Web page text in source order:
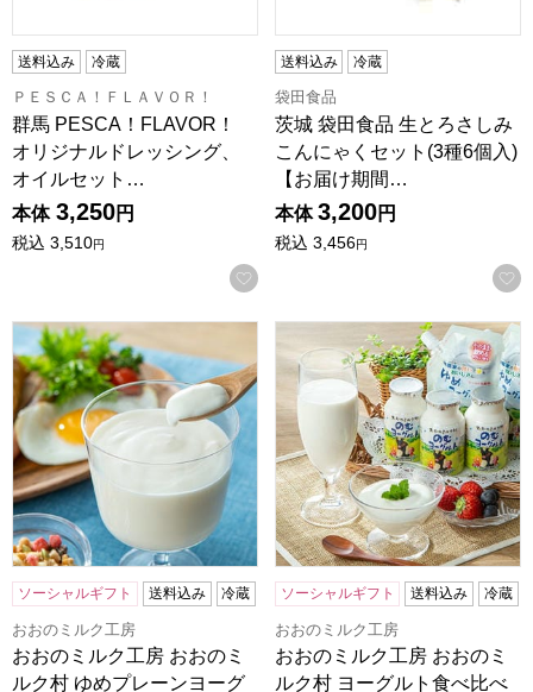
送料込み 冷蔵
ＰＥＳＣＡ！ＦＬＡＶＯＲ！
群馬 PESCA！FLAVOR！
オリジナルドレッシング、
オイルセット…
本体 3,250円
税込 3,510円
お気に入りに登録する
送料込み 冷蔵
袋田食品
茨城 袋田食品 生とろさしみ
こんにゃくセット(3種6個入)
【お届け期間…
本体 3,200円
税込 3,456円
おおのミルク工房 おおのミルク村 ゆめプレーンヨーグルト
ソーシャルギフト 送料込み 冷蔵
おおのミルク工房
おおのミルク工房 おおのミ
ルク村 ゆめプレーンヨーグ
おおのミルク工房 おおのミ
ソーシャルギフト 送料込み 冷蔵
おおのミルク工房
おおのミルク工房 おおのミ
ルク村 ヨーグルト食べ比べ